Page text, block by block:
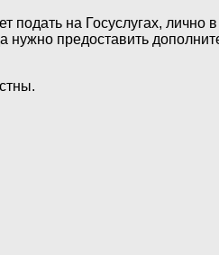
подать на Госуслугах,
нужно предоставить